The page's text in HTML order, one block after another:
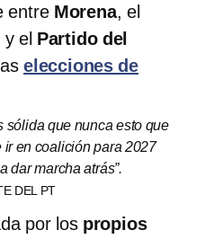
entre Morena, el
y el Partido del
elecciones de
sólida que nunca esto que
en coalición para 2027
dar marcha atrás”.
DEL PT
por los propios